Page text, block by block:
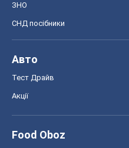
ЗНО
СНД посібники
Авто
Тест Драйв
Акції
Food Oboz